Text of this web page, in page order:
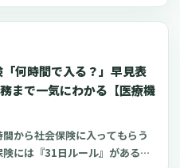
に実践できる具体的な対策
ていきます。また、記事の途
ながら、よりスムーズに応募
肢として「お試し勤務」という
法は、特に看護師の登録者数
理なく始めることができま
採用の可否判断に直結させな
る適切なタイミング、そして
ぐに役立つ一連の流れを確認
能力は、組織全体の医療の質
穿刺スキルの見極めが不十分
ャントトラブルといったイン
度低下や、最悪の場合、スタ
られます。一方で、透析業務
であっても、受け入れ側の教
成長することが期待できま
る院長、看護部長、理事長、
何時間で入る？」早見表
まで一気にわかる【医療機
から社会保険に入ってもらう
には『31日ルール』があると